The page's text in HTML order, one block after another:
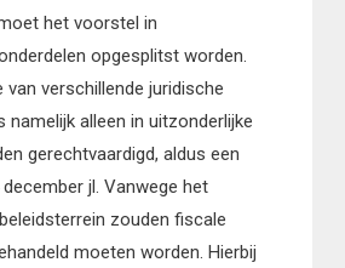
het voorstel in
opgesplitst worden.
van verschillende juridische
namelijk alleen in uitzonderlijke
gerechtvaardigd, aldus een
jl. Vanwege het
zouden fiscale
moeten worden. Hierbij